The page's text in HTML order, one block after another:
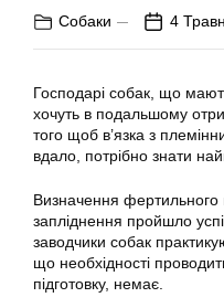
Собаки 4
Господарі собак, що
хочуть в подальшому
того щоб в’язка з
вдало, потрібно знати
Визначення
запліднення пройшло
заводчики собак
що необхідності
підготовку, немає.